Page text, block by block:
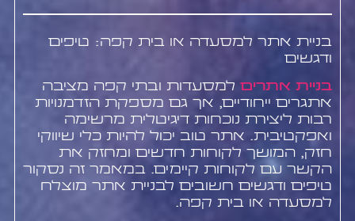
בניית אתר למסעדה או בית קפה: טיפים
ודגשים
בניית אתריםלמסעדות ובתי קפה מציבה
אתגרים ייחודיים, אך גם מספקת הזדמנויות
רבות ליצירת נוכחות דיגיטלית מרשימה
ואפקטיבית. אתר טוב יכול להיות כלי שיווקי
חזק, המושך לקוחות חדשים ומחזק את
הקשר עם לקוחות קיימים. במאמר זה נסקור
טיפים ודגשים חשובים לבניית אתר מוצלח
למסעדה או בית קפה.